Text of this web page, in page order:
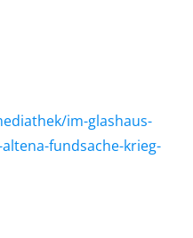
im-glashaus-
fundsache-krieg-